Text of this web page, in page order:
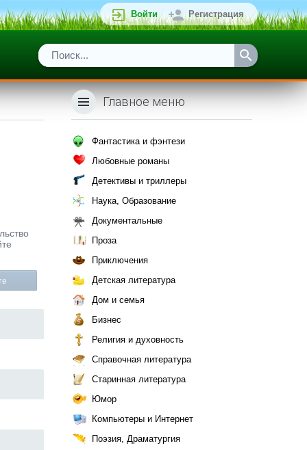
Войти Регистрация
Главное меню
Фантастика и фэнтези
Любовные романы
Детективы и триллеры
Наука, Образование
Документальные
Проза
Приключения
Детская литература
Дом и семья
Бизнес
Религия и духовность
Справочная литература
Старинная литература
Юмор
Компьютеры и Интернет
Поэзия, Драматургия